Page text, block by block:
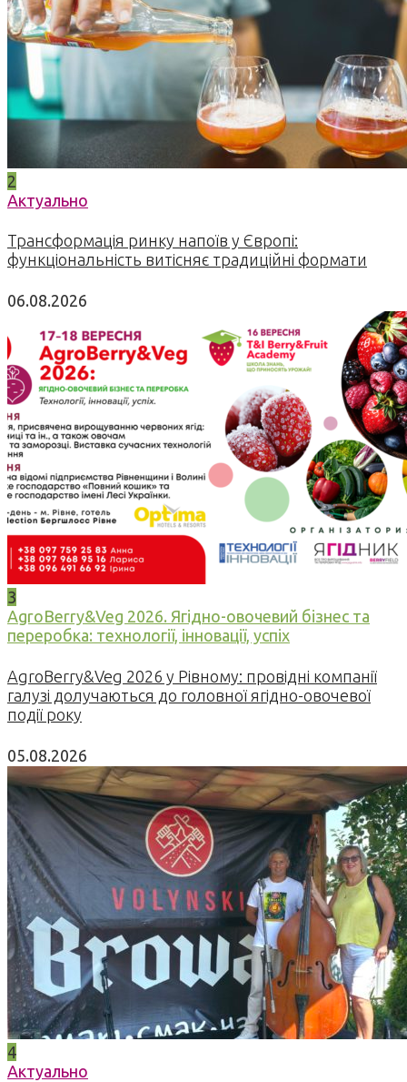
2
Актуально
Трансформація ринку напоїв у Європі:
функціональність витісняє традиційні формати
06.08.2026
3
AgroBerry&Veg 2026. Ягідно-овочевий бізнес та
переробка: технології, інновації, успіх
AgroBerry&Veg 2026 у Рівному: провідні компанії
галузі долучаються до головної ягідно-овочевої
події року
05.08.2026
4
Актуально